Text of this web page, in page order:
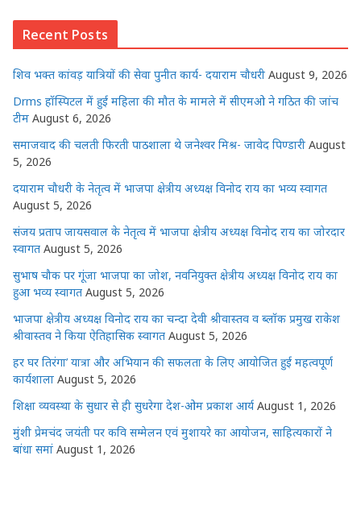
s
A
p
p
e
b
o
o
k
r n
g
e
dI
n
Recent Posts
शिव भक्त कांवड़ यात्रियों की सेवा पुनीत कार्य- दयाराम चौधरी August 9, 2026
Drms हॉस्पिटल में हुई महिला की मौत के मामले में सीएमओ ने गठित की जांच
टीम August 6, 2026
समाजवाद की चलती फिरती पाठशाला थे जनेश्वर मिश्र- जावेद पिण्डारी August
5, 2026
दयाराम चौधरी के नेतृत्व में भाजपा क्षेत्रीय अध्यक्ष विनोद राय का भव्य स्वागत
August 5, 2026
संजय प्रताप जायसवाल के नेतृत्व में भाजपा क्षेत्रीय अध्यक्ष विनोद राय का जोरदार
स्वागत August 5, 2026
सुभाष चौक पर गूंजा भाजपा का जोश, नवनियुक्त क्षेत्रीय अध्यक्ष विनोद राय का
हुआ भव्य स्वागत August 5, 2026
भाजपा क्षेत्रीय अध्यक्ष विनोद राय का चन्दा देवी श्रीवास्तव व ब्लॉक प्रमुख राकेश
श्रीवास्तव ने किया ऐतिहासिक स्वागत August 5, 2026
हर घर तिरंगा’ यात्रा और अभियान की सफलता के लिए आयोजित हुई महत्वपूर्ण
कार्यशाला August 5, 2026
शिक्षा व्यवस्था के सुधार से ही सुधरेगा देश-ओम प्रकाश आर्य August 1, 2026
मुंशी प्रेमचंद जयंती पर कवि सम्मेलन एवं मुशायरे का आयोजन, साहित्यकारों ने
बांधा समां August 1, 2026